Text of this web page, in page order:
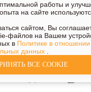
работы и
на сайте
сайтом, Вы
файлов на Вашем
в Политике в отношении
данных
ВСЕ COOKIE